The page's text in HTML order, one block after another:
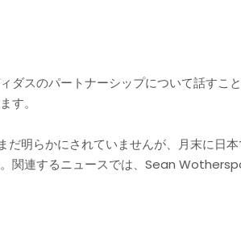
ダスのパートナーシップについて話すこ
す。
明らかにされていませんが、月末に日
関連するニュースでは、Sean